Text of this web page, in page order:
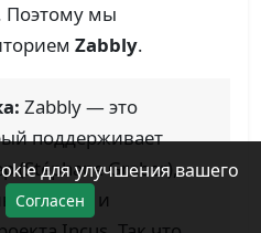
Поэтому мы
Zabbly.
Zabbly — это
поддерживает
(Stéphane Graber),
LXD и
для улучшения вашего
Согласен